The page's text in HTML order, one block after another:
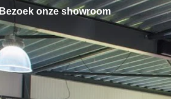
Bezoek onze showroom